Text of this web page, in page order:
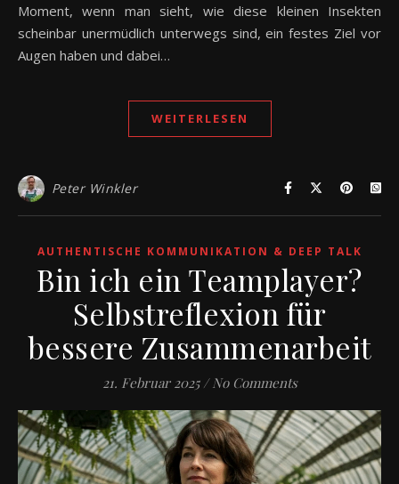
Moment, wenn man sieht, wie diese kleinen Insekten
scheinbar unermüdlich unterwegs sind, ein festes Ziel vor
Augen haben und dabei…
WEITERLESEN
Peter Winkler
AUTHENTISCHE KOMMUNIKATION & DEEP TALK
Bin ich ein Teamplayer?
Selbstreflexion für
bessere Zusammenarbeit
21. Februar 2025 / No Comments